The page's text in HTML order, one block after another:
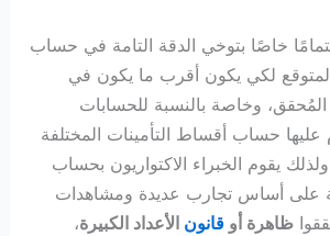
خاصًا بتوخي الدقة التامة في حساب
المتوقع لكي يكون أقرب ما يكون في
وخاصة بالنسبة للحسابات
عليها حساب أقساط التأمينات المختلفة
يقوم الخبراء الاكتواريون بحساب
على أساس تجارب عديدة ومشاهدات
ظاهرة أوقانون الأعداد الكبيرة،